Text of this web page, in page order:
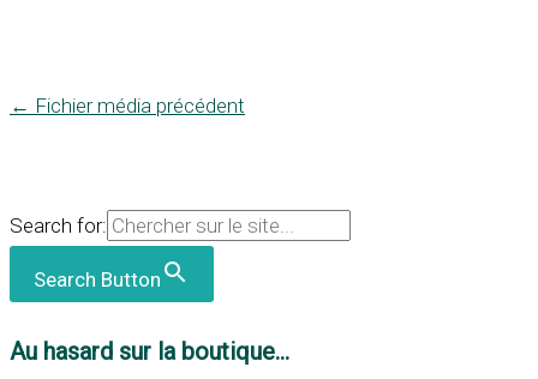
← Fichier média précédent
Search for:
Search Button
Au hasard sur la boutique...